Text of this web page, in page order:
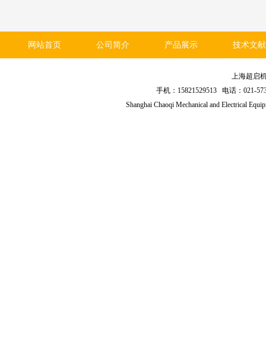
网站首页 公司简介 产品展示 技术文献
上海超启
手机：15821529513 电话：021-
Shanghai Chaoqi Mechanical and Electrical